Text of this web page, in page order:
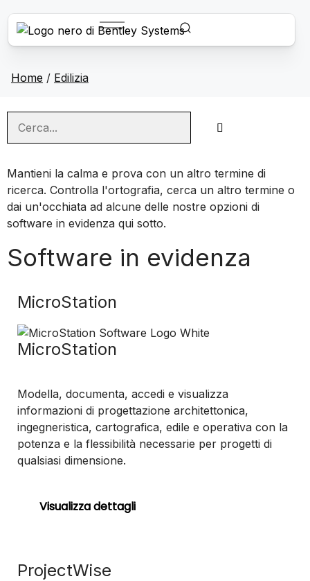
Home / Edilizia
Mantieni la calma e prova con un altro termine di
ricerca. Controlla l'ortografia, cerca un altro termine o
dai un'occhiata ad alcune delle nostre opzioni di
software in evidenza qui sotto.
Software in evidenza
MicroStation
MicroStation
Modella, documenta, accedi e visualizza
informazioni di progettazione architettonica,
ingegneristica, cartografica, edile e operativa con la
potenza e la flessibilità necessarie per progetti di
qualsiasi dimensione.
Visualizza dettagli
ProjectWise